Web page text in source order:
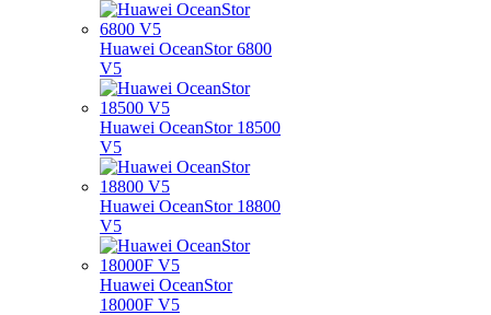
Huawei OceanStor 6800
V5
Huawei OceanStor 18500
V5
Huawei OceanStor 18800
V5
Huawei OceanStor
18000F V5